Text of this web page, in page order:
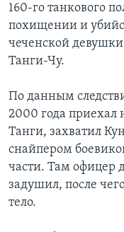
160-го танкового
похищении и
чеченской
Танги-Чу.
По данным
2000 года приехал
Танги, захватил
снайпером
части. Там офицер
задушил, после
тело.